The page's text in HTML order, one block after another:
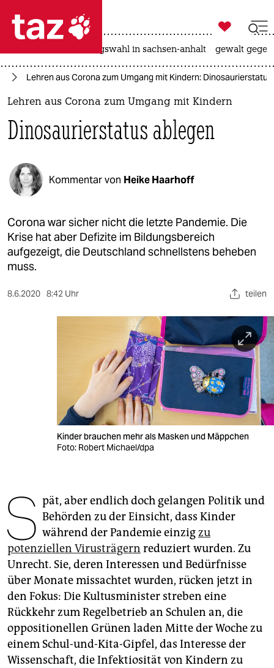
 taz zahl ich
taz zahl ich
politik
öko
gesellschaft
kultur
sport
veranstaltungen
fragen & hilfe
abo
genossenschaft
epaper login

taz zahl ich
landtagswahl in sachsen-anhalt gewalt
Lehren aus Corona zum Umgang mit Kindern:
Lehren aus Corona zum Umgang mit Kindern
Dinosaurierstatus ablegen
Kommentar von Heike Haarhoff
Corona war sicher nicht die letzte Pandemie. Die
Krise hat aber Defizite im Bildungsbereich
aufgezeigt, die Deutschland schnellstens beheben
muss.
8.6.2020 8:42 Uhr teilen
Kinder brauchen mehr als Masken und Mäppchen
Foto: Robert Michael/dpa
S pät, aber endlich doch gelangen Politik und
Behörden zu der Einsicht, dass Kinder
während der Pandemie einzigzu
potenziellen Virusträgern reduziert wurden. Zu
Unrecht. Sie, deren Interessen und Bedürfnisse
über Monate missachtet wurden, rücken jetzt in
den Fokus: Die Kultusminister streben eine
Rückkehr zum Regelbetrieb an Schulen an, die
opposi­tio­nellen Grünen laden Mitte der Woche zu
einem Schul-und-Kita-Gipfel, das Interesse der
Wissenschaft, die Infektiosität von Kindern zu